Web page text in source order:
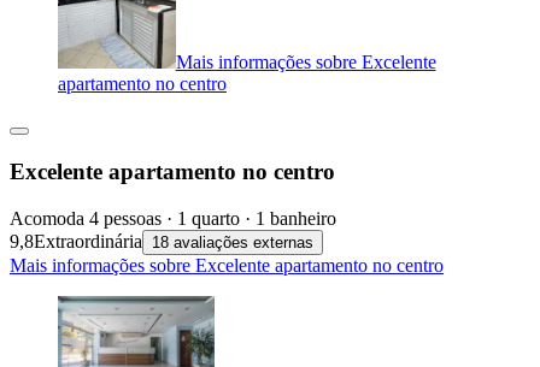
Mais informações sobre Excelente
apartamento no centro
Excelente apartamento no centro
Acomoda 4 pessoas · 1 quarto · 1 banheiro
9,8Extraordinária 18 avaliações externas
Mais informações sobre Excelente apartamento no centro